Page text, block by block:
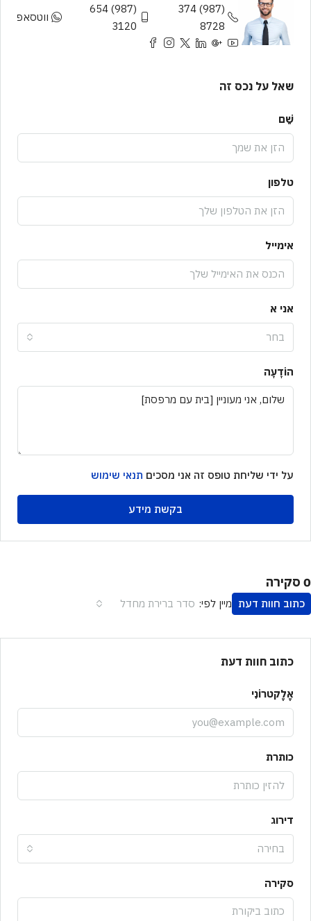
(987) 374
8728
(987) 654
3120
ווטסאפ
שאל על נכס זה
שֵׁם
טלפון
אימייל
אני א
בחר
הוֹדָעָה
על ידי שליחת טופס זה אני מסכים תנאי שימוש
בקשת מידע
0 סקירה
מיין לפי: סדר ברירת מחדל כתוב חוות דעת
כתוב חוות דעת
אֶלֶקטרוֹנִי
כותרת
דירוג
בחירה
סקירה